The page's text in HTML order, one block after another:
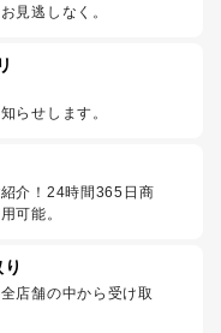
見逃しなく。
らせします。
介！24時間365日商
可能。
店舗の中から受け取